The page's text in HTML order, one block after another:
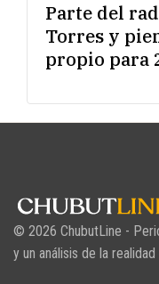
Parte del
Torres y
propio para
© 2026 ChubutLine -
y un análisis de la